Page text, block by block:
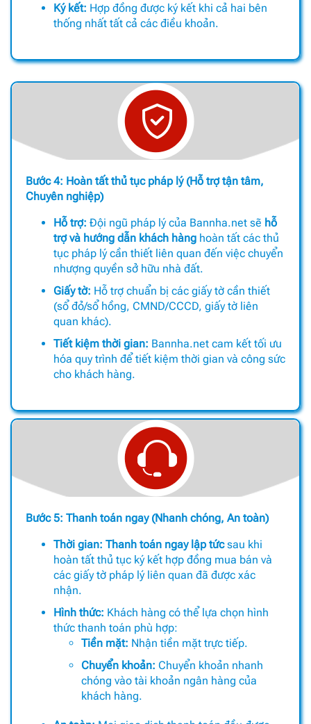
Ký kết: Hợp đồng được ký kết khi cả hai bên
thống nhất tất cả các điều khoản.
Bước 4: Hoàn tất thủ tục pháp lý (Hỗ trợ tận tâm,
Chuyên nghiệp)
Hỗ trợ: Đội ngũ pháp lý của Bannha.net sẽ hỗ
trợ và hướng dẫn khách hàng hoàn tất các thủ
tục pháp lý cần thiết liên quan đến việc chuyển
nhượng quyền sở hữu nhà đất.
Giấy tờ: Hỗ trợ chuẩn bị các giấy tờ cần thiết
(sổ đỏ/sổ hồng, CMND/CCCD, giấy tờ liên
quan khác).
Tiết kiệm thời gian: Bannha.net cam kết tối ưu
hóa quy trình để tiết kiệm thời gian và công sức
cho khách hàng.
Bước 5: Thanh toán ngay (Nhanh chóng, An toàn)
Thời gian: Thanh toán ngay lập tứcsau khi
hoàn tất thủ tục ký kết hợp đồng mua bán và
các giấy tờ pháp lý liên quan đã được xác
nhận.
Hình thức: Khách hàng có thể lựa chọn hình
thức thanh toán phù hợp:
Tiền mặt: Nhận tiền mặt trực tiếp.
Chuyển khoản: Chuyển khoản nhanh
chóng vào tài khoản ngân hàng của
khách hàng.